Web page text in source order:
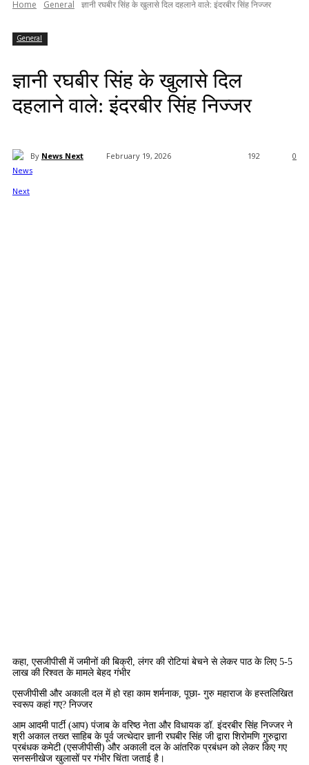
Home General ज्ञानी रघबीर सिंह के खुलासे दिल दहलाने वाले: इंदरबीर सिंह निज्जर
General
ज्ञानी रघबीर सिंह के खुलासे दिल
दहलाने वाले: इंदरबीर सिंह निज्जर
By News Next February 19, 2026 0
192
कहा, एसजीपीसी में जमीनों की बिक्री, लंगर की रोटियां बेचने से लेकर पाठ के लिए 5-5
लाख की रिश्वत के मामले बेहद गंभीर
एसजीपीसी और अकाली दल में हो रहा काम शर्मनाक, पूछा- गुरु महाराज के हस्तलिखित
स्वरूप कहां गए? निज्जर
आम आदमी पार्टी (आप) पंजाब के वरिष्ठ नेता और विधायक डॉ. इंदरबीर सिंह निज्जर ने
श्री अकाल तख्त साहिब के पूर्व जत्थेदार ज्ञानी रघबीर सिंह जी द्वारा शिरोमणि गुरुद्वारा
प्रबंधक कमेटी (एसजीपीसी) और अकाली दल के आंतरिक प्रबंधन को लेकर किए गए
सनसनीखेज खुलासों पर गंभीर चिंता जताई है।